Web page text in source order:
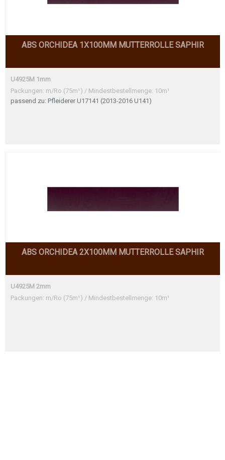
ABS ORCHIDEA 1X100MM MUTTERROLLE SAPHIR
U4925M 1mm
Packungen: m/Ro (75m¹) / Mindestbestellmenge: 10m¹
passend zu: Pfleiderer U17141 (2013-2016 U141)
ABS ORCHIDEA 2X100MM MUTTERROLLE SAPHIR
U4925M 2mm
Packungen: m/Ro (75m¹) / Mindestbestellmenge: 10m¹